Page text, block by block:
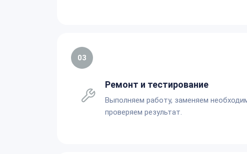
03
Ремонт и тестирование
Выполняем работу, заменяем
проверяем результат.